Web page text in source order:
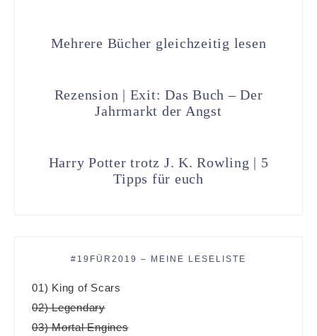
Mehrere Bücher gleichzeitig lesen
Rezension | Exit: Das Buch – Der
Jahrmarkt der Angst
Harry Potter trotz J. K. Rowling | 5
Tipps für euch
#19FÜR2019 – MEINE LESELISTE
01) King of Scars
02) Legendary
03) Mortal Engines